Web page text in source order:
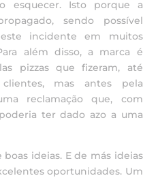
esquecer. Isto porque a
sendo possível
incidente em muitos
além disso, a marca é
pizzas que fizeram, até
mas antes pela
reclamação que, com
ter dado azo a uma
ideias. E de más ideias
oportunidades. Um